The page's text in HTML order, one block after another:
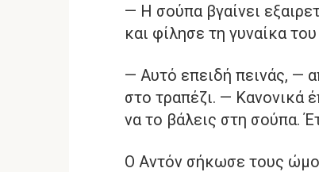
— Η σούπα βγαίνει
και φίλησε τη γυναίκα
— Αυτό επειδή πεινάς, —
στο τραπέζι. — Κανονικά
να το βάλεις στη σούπα.
Ο Αντόν σήκωσε τους